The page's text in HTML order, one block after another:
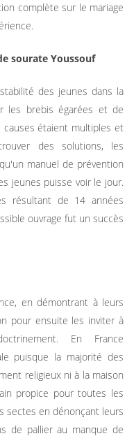
complète sur le mariage
sourate Youssouf
des jeunes dans la
les brebis égarées et de
causes étaient multiples et
des solutions, les
manuel de prévention
jeunes puisse voir le jour.
résultant de 14 années
ouvrage fut un succès
en démontrant à leurs
pour ensuite les inviter à
En France
puisque la majorité des
religieux ni à la maison
propice pour toutes les
sectes en dénonçant leurs
de pallier au manque de